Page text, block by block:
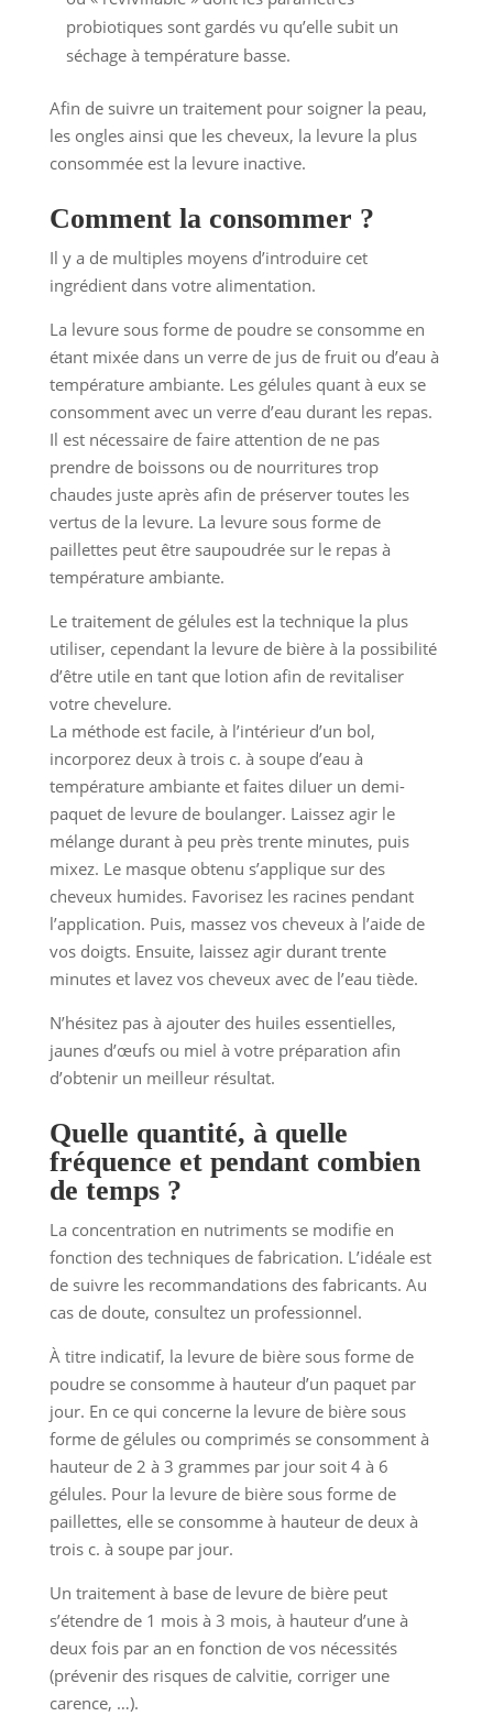
probiotiques sont gardés vu qu’elle subit un
séchage à température basse.
Afin de suivre un traitement pour soigner la peau,
les ongles ainsi que les cheveux, la levure la plus
consommée est la levure inactive.
Comment la consommer ?
Il y a de multiples moyens d’introduire cet
ingrédient dans votre alimentation.
La levure sous forme de poudre se consomme en
étant mixée dans un verre de jus de fruit ou d’eau à
température ambiante. Les gélules quant à eux se
consomment avec un verre d’eau durant les repas.
Il est nécessaire de faire attention de ne pas
prendre de boissons ou de nourritures trop
chaudes juste après afin de préserver toutes les
vertus de la levure. La levure sous forme de
paillettes peut être saupoudrée sur le repas à
température ambiante.
Le traitement de gélules est la technique la plus
utiliser, cependant la levure de bière à la possibilité
d’être utile en tant que lotion afin de revitaliser
votre chevelure.
La méthode est facile, à l’intérieur d’un bol,
incorporez deux à trois c. à soupe d’eau à
température ambiante et faites diluer un demi-
paquet de levure de boulanger. Laissez agir le
mélange durant à peu près trente minutes, puis
mixez. Le masque obtenu s’applique sur des
cheveux humides. Favorisez les racines pendant
l’application. Puis, massez vos cheveux à l’aide de
vos doigts. Ensuite, laissez agir durant trente
minutes et lavez vos cheveux avec de l’eau tiède.
N’hésitez pas à ajouter des huiles essentielles,
jaunes d’œufs ou miel à votre préparation afin
d’obtenir un meilleur résultat.
Quelle quantité, à quelle
fréquence et pendant combien
de temps ?
La concentration en nutriments se modifie en
fonction des techniques de fabrication. L’idéale est
de suivre les recommandations des fabricants. Au
cas de doute, consultez un professionnel.
À titre indicatif, la levure de bière sous forme de
poudre se consomme à hauteur d’un paquet par
jour. En ce qui concerne la levure de bière sous
forme de gélules ou comprimés se consomment à
hauteur de 2 à 3 grammes par jour soit 4 à 6
gélules. Pour la levure de bière sous forme de
paillettes, elle se consomme à hauteur de deux à
trois c. à soupe par jour.
Un traitement à base de levure de bière peut
s’étendre de 1 mois à 3 mois, à hauteur d’une à
deux fois par an en fonction de vos nécessités
(prévenir des risques de calvitie, corriger une
carence, …).